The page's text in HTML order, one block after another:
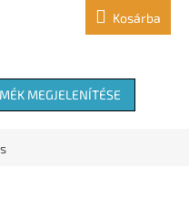
Kosárba
MEGJELENÍTÉSE